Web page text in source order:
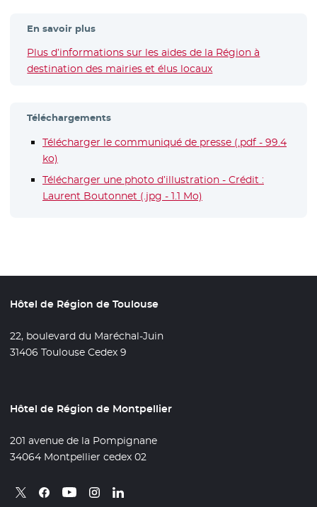
En savoir plus
Plus d’informations sur les aides de la Région à
destination des mairies et élus locaux
Téléchargements
Télécharger le communiqué de presse (.pdf - 99.4
ko)
Télécharger une photo d’illustration - Crédit :
Laurent Boutonnet (.jpg - 1.1 Mo)
Hôtel de Région de Toulouse
22, boulevard du Maréchal-Juin
31406 Toulouse Cedex 9
Hôtel de Région de Montpellier
201 avenue de la Pompignane
34064 Montpellier cedex 02
Retrouvez nous sur X
- Nouvelle fenêtre
Retrouvez nous sur Facebook
- Nouvelle fenêtre
Retrouvez nous sur Youtube
- Nouvelle fenêtre
Retrouvez nous sur Instagram
- Nouvelle fenêtre
Retrouvez nous sur Linkedin
- Nouvelle fenêtre